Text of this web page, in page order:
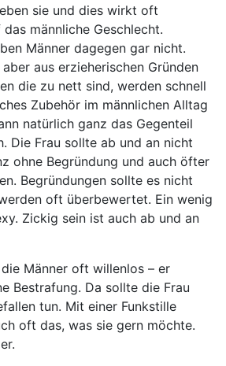
sie und dies wirkt oft
männliche Geschlecht.
Männer dagegen gar nicht.
aus erzieherischen Gründen
die zu nett sind, werden schnell
Zubehör im männlichen Alltag
natürlich ganz das Gegenteil
Die Frau sollte ab und an nicht
ohne Begründung und auch öfter
Begründungen sollte es nicht
oft überbewertet. Ein wenig
Zickig sein ist auch ab und an
Männer oft willenlos – er
Bestrafung. Da sollte die Frau
tun. Mit einer Funkstille
oft das, was sie gern möchte.